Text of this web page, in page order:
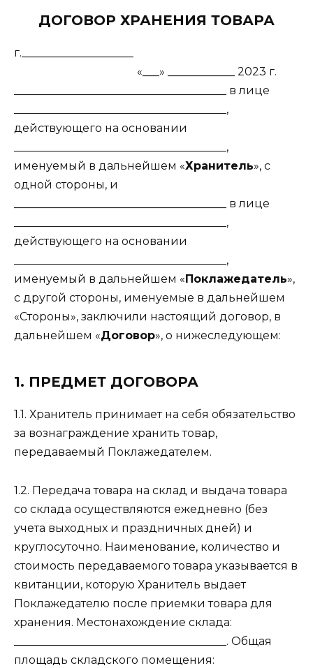
ДОГОВОР ХРАНЕНИЯ ТОВАРА
г.____________________
«___» ____________ 2023 г.
______________________________________ в лице
______________________________________,
действующего на основании
______________________________________,
именуемый в дальнейшем «Хранитель», с
одной стороны, и
______________________________________ в лице
______________________________________,
действующего на основании
______________________________________,
именуемый в дальнейшем « Поклажедатель»,
с другой стороны, именуемые в дальнейшем
«Стороны», заключили настоящий договор, в
дальнейшем «Договор», о нижеследующем:
1. ПРЕДМЕТ ДОГОВОРА
1.1. Хранитель принимает на себя обязательство
за вознаграждение хранить товар,
передаваемый Поклажедателем.
1.2. Передача товара на склад и выдача товара
со склада осуществляются ежедневно (без
учета выходных и праздничных дней) и
круглосуточно. Наименование, количество и
стоимость передаваемого товара указывается в
квитанции, которую Хранитель выдает
Поклажедателю после приемки товара для
хранения. Местонахождение склада:
______________________________________. Общая
площадь складского помещения: